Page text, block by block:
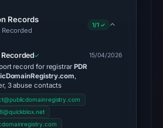
returned
HTTP
on
Aug
7,
2026
at
Records
1/1 ✓
record for registrar PDR
,
3 abuse contacts
15/04/2026